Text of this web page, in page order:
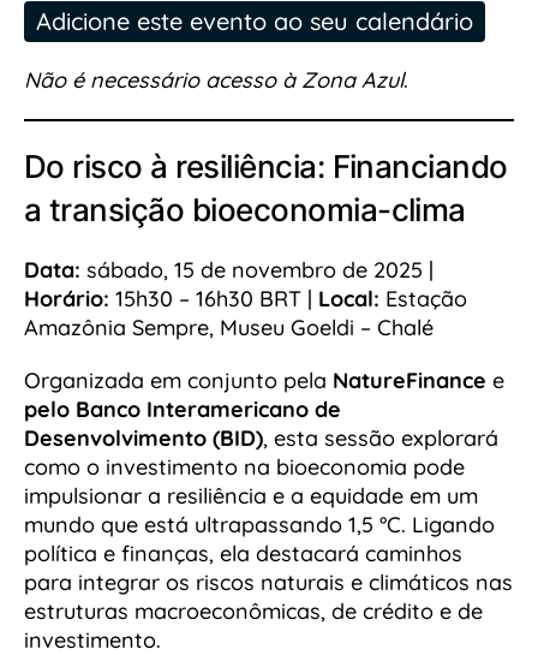
Adicione este evento ao seu calendário
Não é necessário acesso à Zona Azul.
Do risco à resiliência: Financiando
a transição bioeconomia-clima
Data: sábado, 15 de novembro de 2025 |
Horário: 15h30 – 16h30 BRT | Local: Estação
Amazônia Sempre, Museu Goeldi – Chalé
Organizada em conjunto pela NatureFinance e
pelo Banco Interamericano de
Desenvolvimento (BID), esta sessão explorará
como o investimento na bioeconomia pode
impulsionar a resiliência e a equidade em um
mundo que está ultrapassando 1,5 °C. Ligando
política e finanças, ela destacará caminhos
para integrar os riscos naturais e climáticos nas
estruturas macroeconômicas, de crédito e de
investimento.